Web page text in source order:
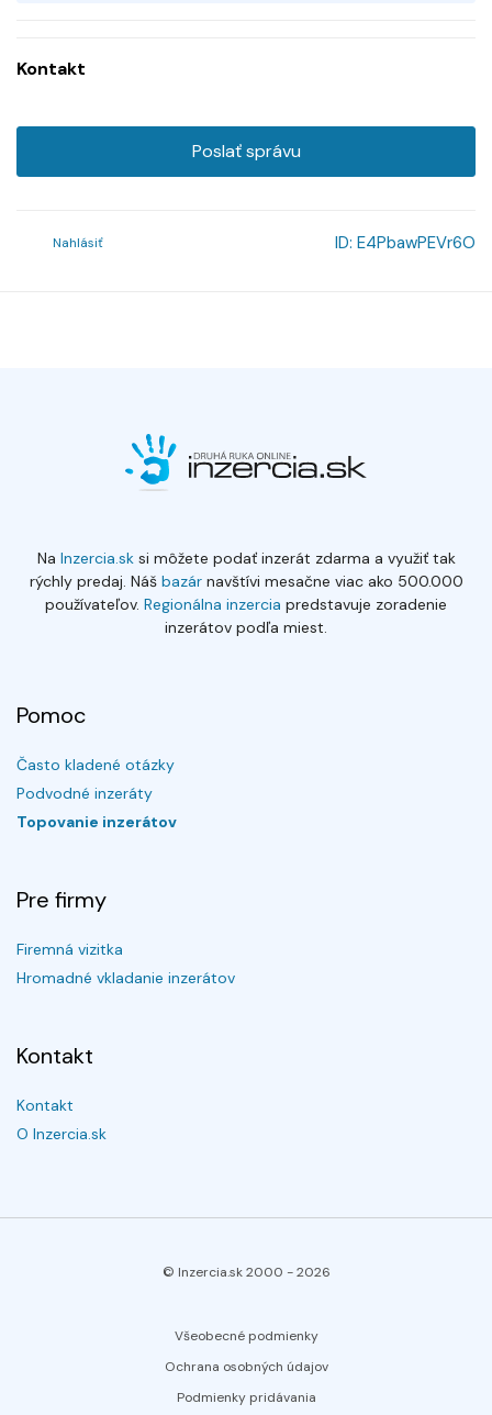
Kontakt
Poslať správu
Nahlásiť ID: E4PbawPEVr6O
Na Inzercia.sksi môžete podať inzerát zdarma a využiť tak
rýchly predaj. Náš bazárnavštívi mesačne viac ako 500.000
používateľov. Regionálna inzercia predstavuje zoradenie
inzerátov podľa miest.
Pomoc
Často kladené otázky
Podvodné inzeráty
Topovanie inzerátov
Pre firmy
Firemná vizitka
Hromadné vkladanie inzerátov
Kontakt
Kontakt
O Inzercia.sk
© Inzercia.sk 2000 -2026
Všeobecné podmienky
Ochrana osobných údajov
Podmienky pridávania